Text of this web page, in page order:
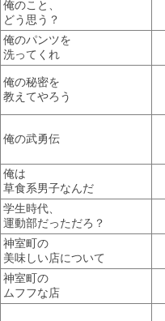
俺のこと、
どう思う？
俺のパンツを
洗ってくれ
俺の秘密を
教えてやろう
俺の武勇伝
俺は
草食系男子なんだ
学生時代、
運動部だっただろ？
神室町の
美味しい店について
神室町の
ムフフな店